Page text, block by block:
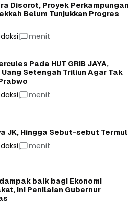
Disorot, Proyek Perkampungan
Belum Tunjukkan Progres
menit
Pada HUT GRIB JAYA,
Setengah Triliun Agar Tak
menit
JK, Hingga Sebut-sebut Termul
menit
baik bagi Ekonomi
Ini Penilaian Gubernur